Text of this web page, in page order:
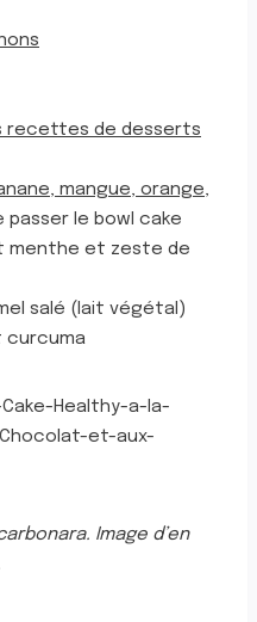
recettes de desserts
mangue, orange,
passer le bowl cake
menthe et zeste de
salé (lait végétal)
curcuma
Image d’en